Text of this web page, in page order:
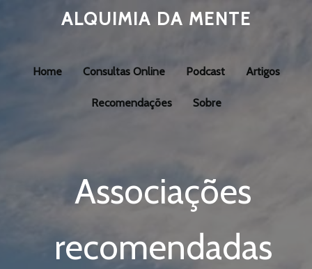
ALQUIMIA DA MENTE
Home Consultas Online Podcast Artigos
Recomendações Sobre
Associações
recomendadas